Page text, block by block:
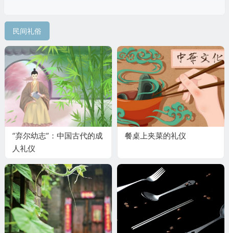
民间礼俗
“弃尔幼志”：中国古代的成
人礼仪
餐桌上夹菜的礼仪